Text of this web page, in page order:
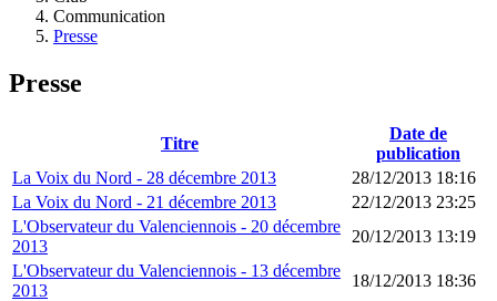
Communication
Presse
Presse
Titre
Date de
publication
La Voix du Nord - 28 décembre 2013
28/12/2013 18:16
La Voix du Nord - 21 décembre 2013
22/12/2013 23:25
L'Observateur du Valenciennois - 20 décembre
2013
20/12/2013 13:19
L'Observateur du Valenciennois - 13 décembre
2013
18/12/2013 18:36